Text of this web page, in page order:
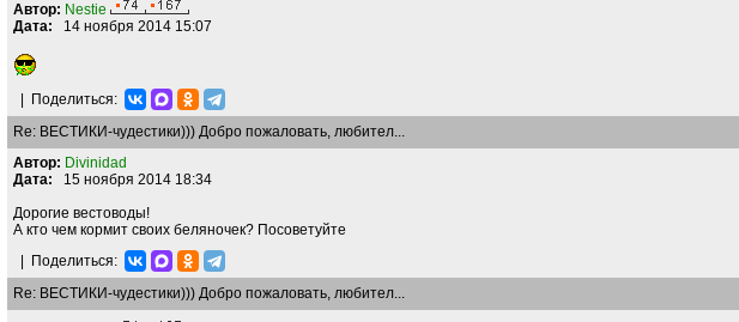
Автор: Nestie
Дата: 14 ноября 2014 15:07
Поделиться:
Re: ВЕСТИКИ-чудестики))) Добро пожаловать, любител...
Автор: Divinidad
Дата: 15 ноября 2014 18:34
Дорогие вестоводы!
А кто чем кормит своих беляночек? Посоветуйте
Поделиться:
Re: ВЕСТИКИ-чудестики))) Добро пожаловать, любител...